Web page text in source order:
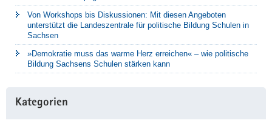
Von Workshops bis Diskussionen: Mit diesen Angeboten
unterstützt die Landeszentrale für politische Bildung Schulen in
Sachsen
»Demokratie muss das warme Herz erreichen« – wie politische
Bildung Sachsens Schulen stärken kann
Kategorien